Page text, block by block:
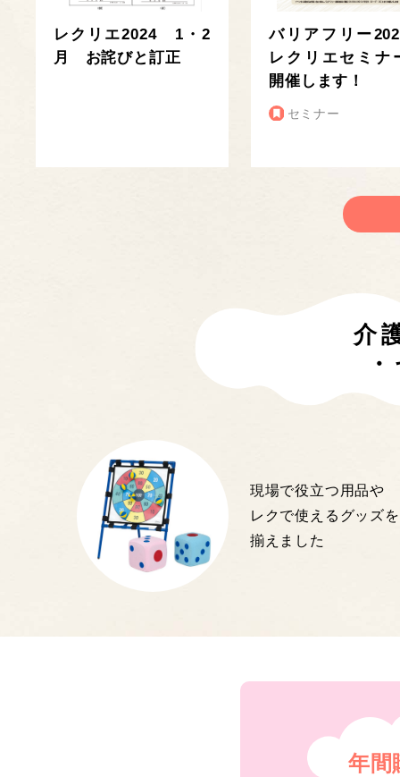
レクリエ2024 1・2
月 お詫びと訂正
バリアフリー
レクリエセミナ
開催します！
セミナー
介
現場で役立つ用品や
レクで使えるグッズを
揃えました
年間